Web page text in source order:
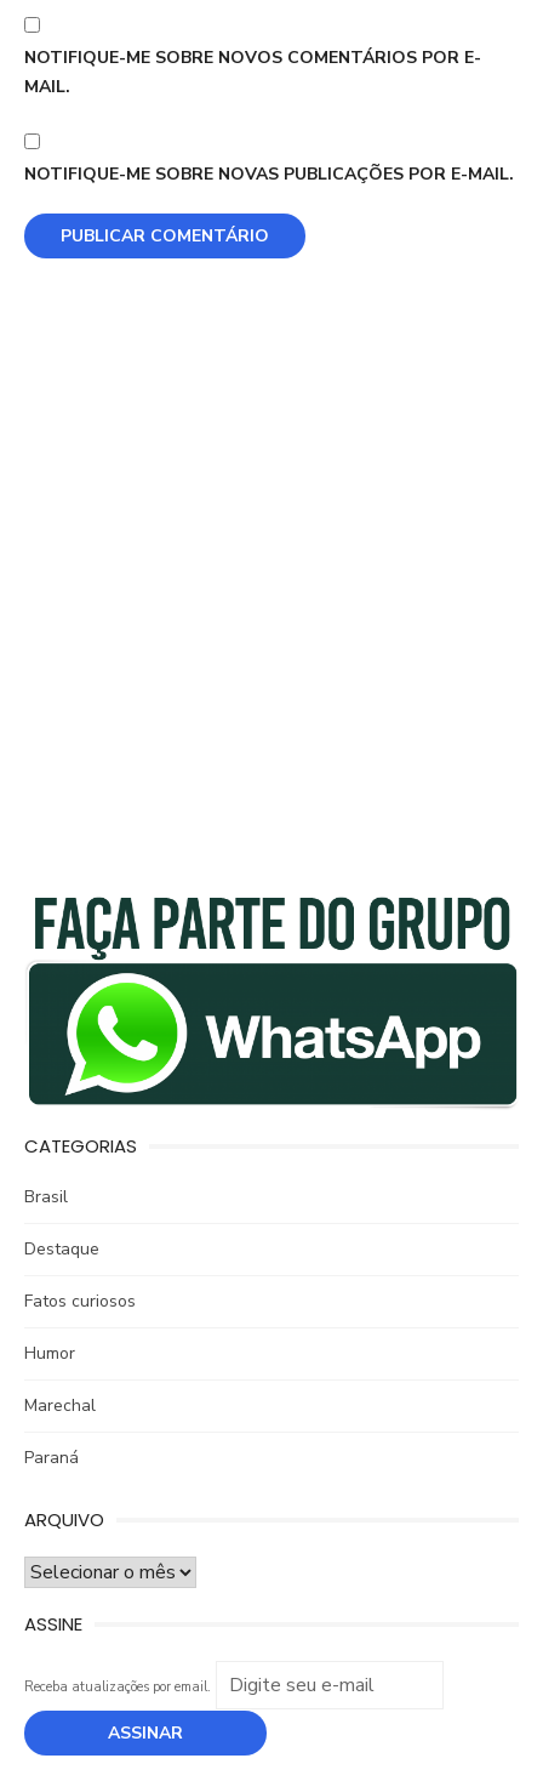
NOTIFIQUE-ME SOBRE NOVOS COMENTÁRIOS POR E-
MAIL.
NOTIFIQUE-ME SOBRE NOVAS PUBLICAÇÕES POR E-MAIL.
CATEGORIAS
Brasil
Destaque
Fatos curiosos
Humor
Marechal
Paraná
ARQUIVO
ARQUIVO
ASSINE
Receba atualizações por email.